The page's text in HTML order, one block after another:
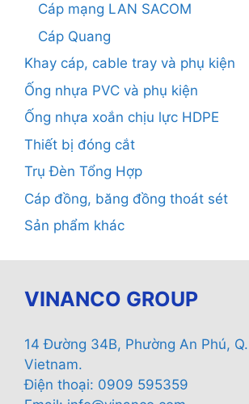
Cáp mạng LAN SACOM
Cáp Quang
Khay cáp, cable tray và phụ kiện
Ống nhựa PVC và phụ kiện
Ống nhựa xoắn chịu lực HDPE
Thiết bị đóng cắt
Trụ Đèn Tổng Hợp
Cáp đồng, băng đồng thoát sét
Sản phẩm khác
VINANCO GROUP
14 Đường 34B, Phường An Phú,
Vietnam.
Điện thoại: 0909 595359